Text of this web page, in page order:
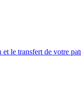
le transfert de votre